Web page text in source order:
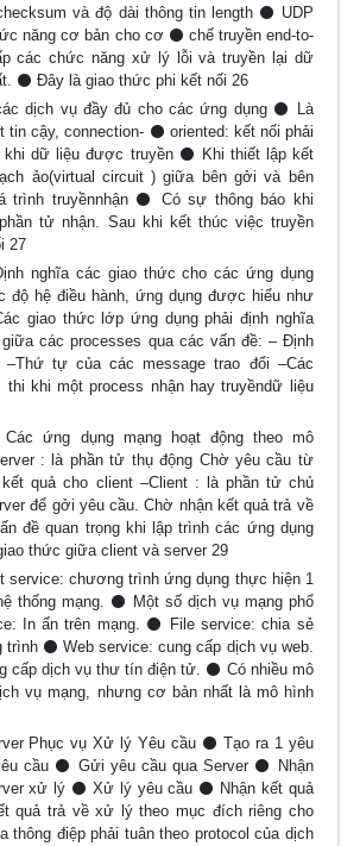
và độ dài thông tin length ⚫ UDP
năng cơ bản cho cơ ⚫ chế truyền end-to-
các chức năng xử lý lỗi và truyền lại dữ
⚫ Đây là giao thức phi kết nối 26
dịch vụ đầy đủ cho các ứng dụng ⚫ Là
tin cậy, connection- ⚫ oriented: kết nối phải
dữ liệu được truyền ⚫ Khi thiết lập kết
ảo(virtual circuit ) giữa bên gởi và bên
trình truyềnnhận ⚫ Có sự thông báo khi
tử nhận. Sau khi kết thúc việc truyền
27
nghĩa các giao thức cho các ứng dụng
độ hệ điều hành, ứng dụng được hiểu như
giao thức lớp ứng dụng phải định nghĩa
các processes qua các vấn đề: – Định
–Thứ tự của các message trao đổi –Các
khi một process nhận hay truyềndữ liệu
ứng dụng mạng hoạt động theo mô
: là phần tử thụ động Chờ yêu cầu từ
quả cho client –Client : là phần tử chủ
để gởi yêu cầu. Chờ nhận kết quả trả về
đề quan trọng khi lập trình các ứng dụng
thức giữa client và server 29
service: chương trình ứng dụng thực hiện 1
thống mạng. ⚫ Một số dịch vụ mạng phổ
In ấn trên mạng. ⚫ File service: chia sẻ
⚫ Web service: cung cấp dịch vụ web.
cấp dịch vụ thư tín điện tử. ⚫ Có nhiều mô
vụ mạng, nhưng cơ bản nhất là mô hình
Phục vụ Xử lý Yêu cầu ⚫ Tạo ra 1 yêu
cầu ⚫ Gửi yêu cầu qua Server ⚫ Nhận
xử lý ⚫ Xử lý yêu cầu ⚫ Nhận kết quả
quả trả về xử lý theo mục đích riêng cho
thông điệp phải tuân theo protocol của dịch